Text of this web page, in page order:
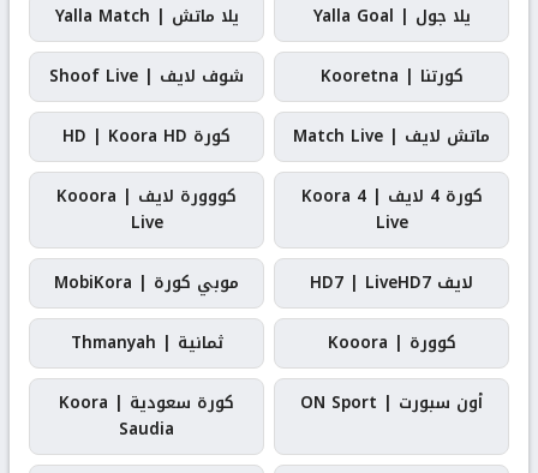
يلا جول | Yalla Goal
يلا ماتش | Yalla Match
كورتنا | Kooretna
شوف لايف | Shoof Live
ماتش لايف | Match Live
كورة HD | Koora HD
كورة 4 لايف | Koora 4
Live
كووورة لايف | Kooora
Live
لايف HD7 | LiveHD7
موبي كورة | MobiKora
كوورة | Kooora
ثمانية | Thmanyah
أون سبورت | ON Sport
كورة سعودية | Koora
Saudia